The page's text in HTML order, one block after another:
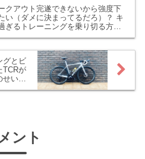
クアウト完遂できないから強度下
い（ダメに決まってるだろ）？ キ
ぎるトレーニングを乗り切る方法
グとビ
TCRが
せいじ
ント